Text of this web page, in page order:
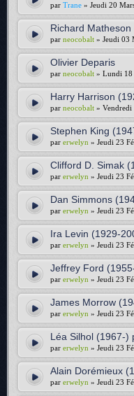
par Trane » Jeudi 20
Richard
par neocobalt » Jeudi 03
Olivier Deparis
par neocobalt » Lundi 18
Harry Harrison
par neocobalt »
Stephen King
par erwelyn » Jeudi 23
Clifford D. Simak
par erwelyn » Jeudi 23
Dan Simmons
par erwelyn » Jeudi 23
Ira Levin (1929-
par erwelyn » Jeudi 23
Jeffrey Ford
par erwelyn » Jeudi 23
James Morrow
par erwelyn » Jeudi 23
Léa Silhol (1967-)
par erwelyn » Jeudi 23
Alain Dorémieux
par erwelyn » Jeudi 23